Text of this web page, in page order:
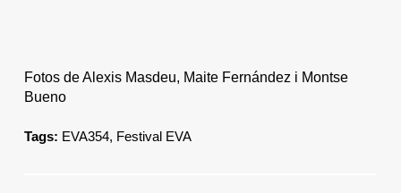
Fotos de Alexis Masdeu, Maite Fernández i Montse
Bueno
Tags: EVA354, Festival EVA